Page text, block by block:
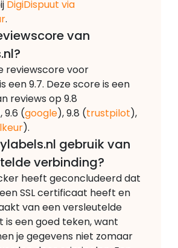
DigiDispuut via
.
van
reviewscore voor
een 9.7. Deze score is een
reviews op 9.8
9.6 (google), 9.8 (trustpilot),
).
gebruik van
verbinding?
heeft geconcludeerd dat
SSL certificaat heeft en
van een versleutelde
is een goed teken, want
je gegevens niet zomaar